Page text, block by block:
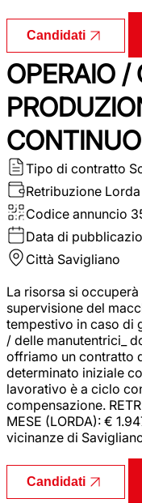
Candidati
OPERAIO /
Tipo di contratto
Retribuzione Lorda
Codice annuncio
Data di
Città Savigliano
La risorsa si
supervisione del
tempestivo in caso di
/ delle manutentrici_
offriamo un contratto
determinato iniziale
lavorativo è a ciclo
compensazione.
MESE (LORDA): €
vicinanze di
Candidati